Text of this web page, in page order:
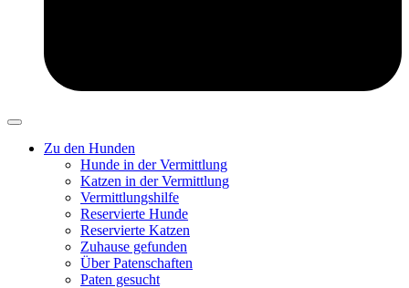
Zu den Hunden
Hunde in der Vermittlung
Katzen in der Vermittlung
Vermittlungshilfe
Reservierte Hunde
Reservierte Katzen
Zuhause gefunden
Über Patenschaften
Paten gesucht